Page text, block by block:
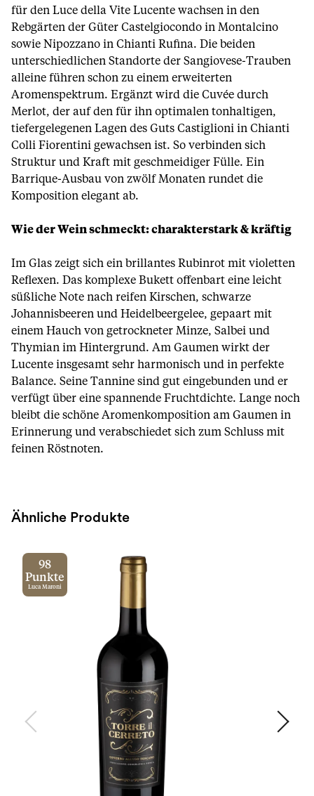
für den Luce della Vite Lucente wachsen in den
Rebgärten der Güter Castelgiocondo in Montalcino
sowie Nipozzano in Chianti Rufina. Die beiden
unterschiedlichen Standorte der Sangiovese-Trauben
alleine führen schon zu einem erweiterten
Aromenspektrum. Ergänzt wird die Cuvée durch
Merlot, der auf den für ihn optimalen tonhaltigen,
tiefergelegenen Lagen des Guts Castiglioni in Chianti
Colli Fiorentini gewachsen ist. So verbinden sich
Struktur und Kraft mit geschmeidiger Fülle. Ein
Barrique-Ausbau von zwölf Monaten rundet die
Komposition elegant ab.
Wie der Wein schmeckt: charakterstark & kräftig
Im Glas zeigt sich ein brillantes Rubinrot mit violetten
Reflexen. Das komplexe Bukett offenbart eine leicht
süßliche Note nach reifen Kirschen, schwarze
Johannisbeeren und Heidelbeergelee, gepaart mit
einem Hauch von getrockneter Minze, Salbei und
Thymian im Hintergrund. Am Gaumen wirkt der
Lucente insgesamt sehr harmonisch und in perfekte
Balance. Seine Tannine sind gut eingebunden und er
verfügt über eine spannende Fruchtdichte. Lange noch
bleibt die schöne Aromenkomposition am Gaumen in
Erinnerung und verabschiedet sich zum Schluss mit
feinen Röstnoten.
Ähnliche Produkte
98
Punkte
Luca Maroni